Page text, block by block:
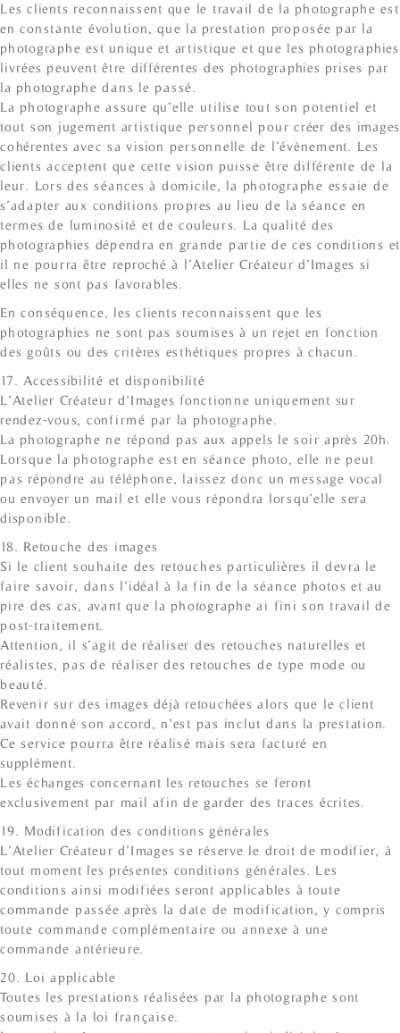
Les clients reconnaissent que le travail de la photographe est
en constante évolution, que la prestation proposée par la
photographe est unique et artistique et que les photographies
livrées peuvent être différentes des photographies prises par
la photographe dans le passé.
La photographe assure qu’elle utilise tout son potentiel et
tout son jugement artistique personnel pour créer des images
cohérentes avec sa vision personnelle de l’évènement. Les
clients acceptent que cette vision puisse être différente de la
leur. Lors des séances à domicile, la photographe essaie de
s’adapter aux conditions propres au lieu de la séance en
termes de luminosité et de couleurs. La qualité des
photographies dépendra en grande partie de ces conditions et
il ne pourra être reproché à l’Atelier Créateur d’Images si
elles ne sont pas favorables.
En conséquence, les clients reconnaissent que les
photographies ne sont pas soumises à un rejet en fonction
des goûts ou des critères esthétiques propres à chacun.
17. Accessibilité et disponibilité
L’Atelier Créateur d’Images fonctionne uniquement sur
rendez-vous, confirmé par la photographe.
La photographe ne répond pas aux appels le soir après 20h.
Lorsque la photographe est en séance photo, elle ne peut
pas répondre au téléphone, laissez donc un message vocal
ou envoyer un mail et elle vous répondra lorsqu’elle sera
disponible.
18. Retouche des images
Si le client souhaite des retouches particulières il devra le
faire savoir, dans l’idéal à la fin de la séance photos et au
pire des cas, avant que la photographe ai fini son travail de
post-traitement.
Attention, il s’agit de réaliser des retouches naturelles et
réalistes, pas de réaliser des retouches de type mode ou
beauté.
Revenir sur des images déjà retouchées alors que le client
avait donné son accord, n’est pas inclut dans la prestation.
Ce service pourra être réalisé mais sera facturé en
supplément.
Les échanges concernant les retouches se feront
exclusivement par mail afin de garder des traces écrites.
19. Modification des conditions générales
L’Atelier Créateur d’Images se réserve le droit de modifier, à
tout moment les présentes conditions générales. Les
conditions ainsi modifiées seront applicables à toute
commande passée après la date de modification, y compris
toute commande complémentaire ou annexe à une
commande antérieure.
20. Loi applicable
Toutes les prestations réalisées par la photographe sont
soumises à la loi française.